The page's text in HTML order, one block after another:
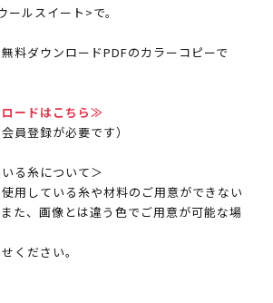
ルスイート>で。
料ダウンロードPDFのカラーコピーで
ロードはこちら≫
員登録が必要です）
る糸について＞
用している糸や材料のご用意ができない
た、画像とは違う色でご用意が可能な場
ください。